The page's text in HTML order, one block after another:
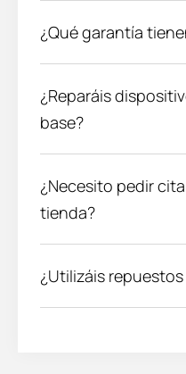
¿Qué garantía
¿Reparáis
base?
¿Necesito pedir
tienda?
¿Utilizáis